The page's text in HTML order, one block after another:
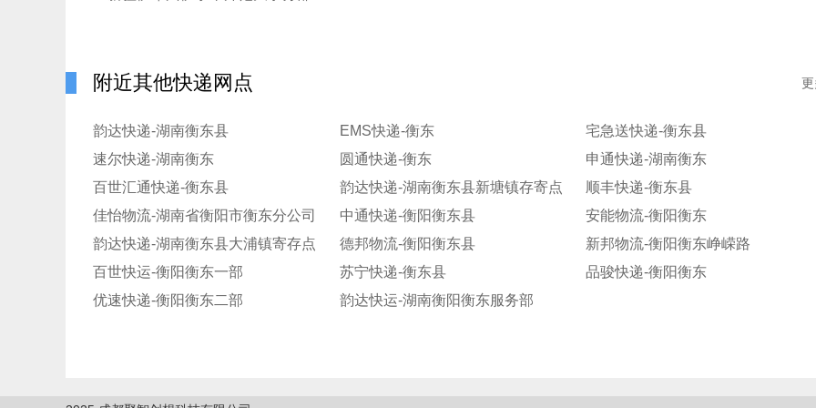
附近其他快递网点
韵达快递-湖南衡东县 EMS快递-衡东
宅急送快递-衡东县
速尔快递-湖南衡东
圆通快递-衡东
申通快递-湖南衡东
百世汇通快递-衡东县
韵达快递-湖南衡东县新塘镇存寄点
顺丰快递-衡东县
佳怡物流-湖南省衡阳市衡东分公司
中通快递-衡阳衡东县
安能物流-衡阳衡东
韵达快递-湖南衡东县大浦镇寄存点
德邦物流-衡阳衡东县
新邦物流-衡阳衡东峥嵘路
百世快运-衡阳衡东一部
苏宁快递-衡东县
品骏快递-衡阳衡东
优速快递-衡阳衡东二部
韵达快运-湖南衡阳衡东服务部